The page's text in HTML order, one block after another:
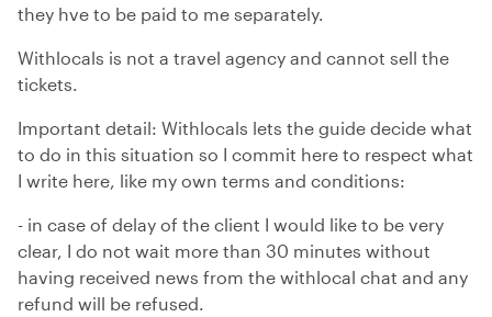
they hve to be paid to me separately.
Withlocals is not a travel agency and cannot sell the
tickets.
Important detail: Withlocals lets the guide decide what
to do in this situation so I commit here to respect what
I write here, like my own terms and conditions:
- in case of delay of the client I would like to be very
clear, I do not wait more than 30 minutes without
having received news from the withlocal chat and any
refund will be refused.